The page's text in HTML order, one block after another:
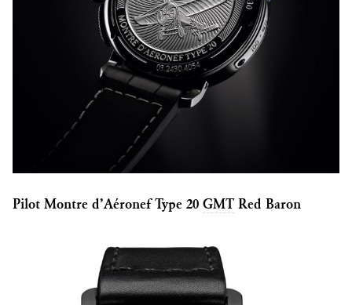
Pilot Montre d’Aéronef Type 20 GMT Red Baron